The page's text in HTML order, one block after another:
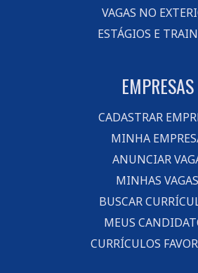
VAGAS NO
ESTÁGIOS E
EMPRESAS
CADASTRAR
MINHA
ANUNCIAR
MINHAS VAGAS
BUSCAR
MEUS
CURRÍCULOS